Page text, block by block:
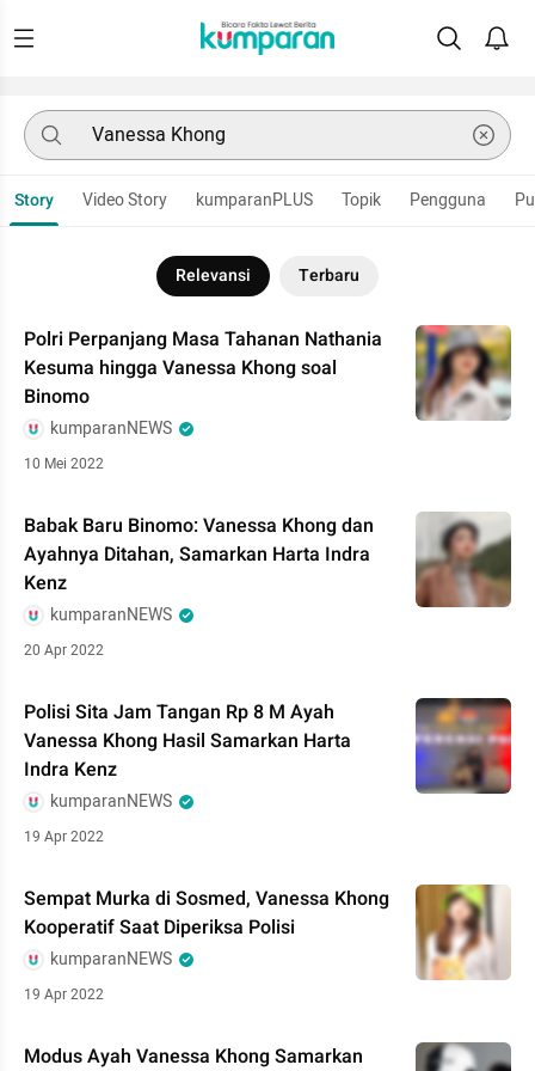
Story Video Story kumparanPLUS Topik Pengguna
Relevansi Terbaru
Polri Perpanjang Masa Tahanan Nathania
Kesuma hingga Vanessa Khong soal
Binomo
kumparanNEWS
10 Mei 2022
Babak Baru Binomo: Vanessa Khong dan
Ayahnya Ditahan, Samarkan Harta Indra
Kenz
kumparanNEWS
20 Apr 2022
Polisi Sita Jam Tangan Rp 8 M Ayah
Vanessa Khong Hasil Samarkan Harta
Indra Kenz
kumparanNEWS
19 Apr 2022
Sempat Murka di Sosmed, Vanessa Khong
Kooperatif Saat Diperiksa Polisi
kumparanNEWS
19 Apr 2022
Modus Ayah Vanessa Khong Samarkan